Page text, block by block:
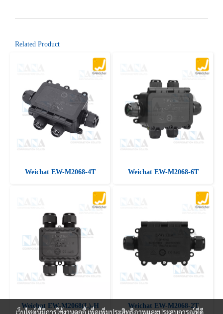
Related Product
Weichat EW-M2068-4T Weichat EW-M2068-6T
Weichat EW-M2068(L)-H Weichat EW-M2068-2T
เว็บไซต์นี้มีการใช้งานคุกกี้ เพื่อเพิ่มประสิทธิภาพและประสบการณ์ที่ดี